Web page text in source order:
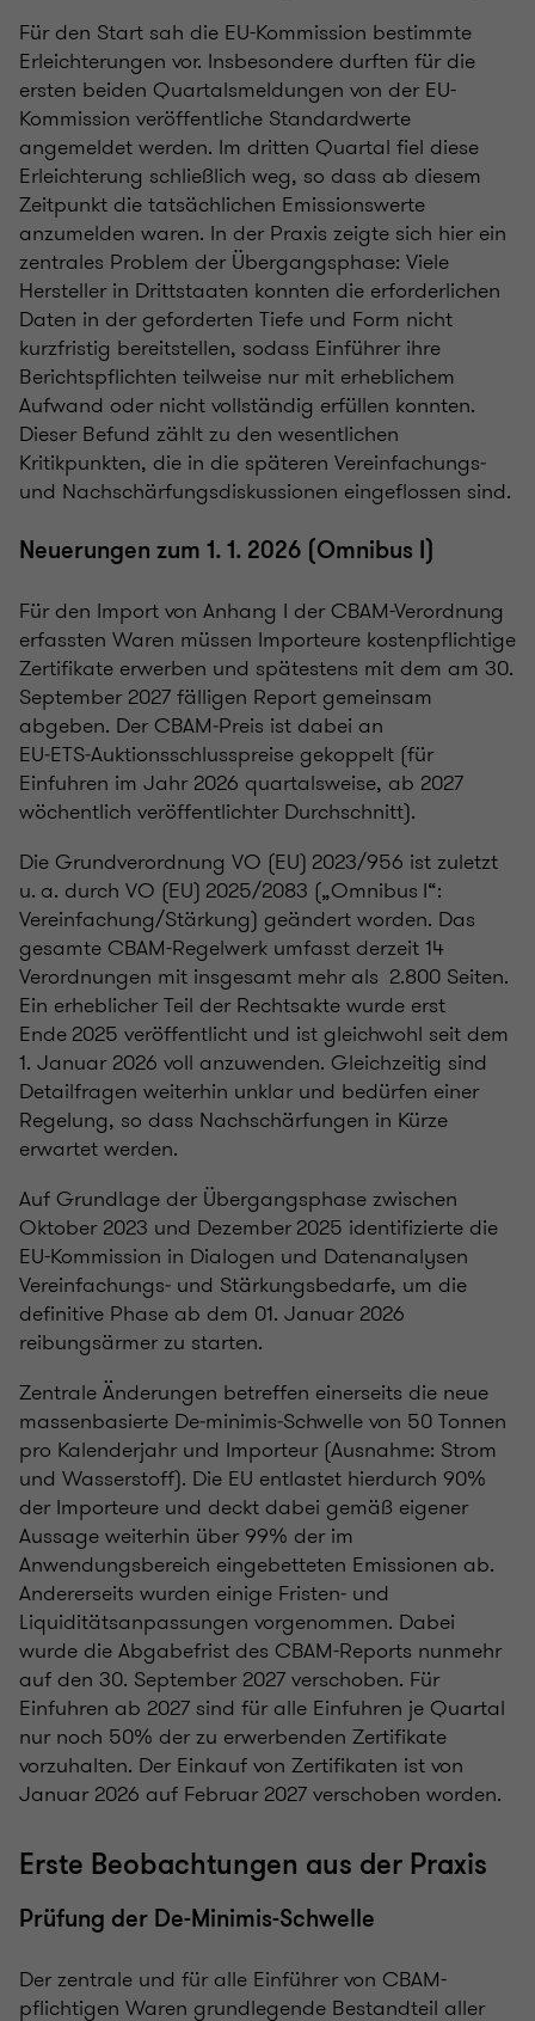
Für den Start sah die EU-Kommission bestimmte
Erleichterungen vor. Insbesondere durften für die
ersten beiden Quartalsmeldungen von der EU-
Kommission veröffentliche Standardwerte
angemeldet werden. Im dritten Quartal fiel diese
Erleichterung schließlich weg, so dass ab diesem
Zeitpunkt die tatsächlichen Emissionswerte
anzumelden waren. In der Praxis zeigte sich hier ein
zentrales Problem der Übergangsphase: Viele
Hersteller in Drittstaaten konnten die erforderlichen
Daten in der geforderten Tiefe und Form nicht
kurzfristig bereitstellen, sodass Einführer ihre
Berichtspflichten teilweise nur mit erheblichem
Aufwand oder nicht vollständig erfüllen konnten.
Dieser Befund zählt zu den wesentlichen
Kritikpunkten, die in die späteren Vereinfachungs‑
und Nachschärfungsdiskussionen eingeflossen sind.
Neuerungen zum 1. 1. 2026 (Omnibus I)
Für den Import von Anhang I der CBAM-Verordnung
erfassten Waren müssen Importeure kostenpflichtige
Zertifikate erwerben und spätestens mit dem am 30.
September 2027 fälligen Report gemeinsam
abgeben. Der CBAM‑Preis ist dabei an
EU‑ETS‑Auktionsschlusspreise gekoppelt (für
Einfuhren im Jahr 2026 quartalsweise, ab 2027
wöchentlich veröffentlichter Durchschnitt).
Die Grundverordnung VO (EU) 2023/956 ist zuletzt
u. a. durch VO (EU) 2025/2083 („Omnibus I“:
Vereinfachung/Stärkung) geändert worden. Das
gesamte CBAM-Regelwerk umfasst derzeit 14
Verordnungen mit insgesamt mehr als 2.800 Seiten.
Ein erheblicher Teil der Rechtsakte wurde erst
Ende 2025 veröffentlicht und ist gleichwohl seit dem
1. Januar 2026 voll anzuwenden. Gleichzeitig sind
Detailfragen weiterhin unklar und bedürfen einer
Regelung, so dass Nachschärfungen in Kürze
erwartet werden.
Auf Grundlage der Übergangsphase zwischen
Oktober 2023 und Dezember 2025 identifizierte die
EU-Kommission in Dialogen und Datenanalysen
Vereinfachungs‑ und Stärkungsbedarfe, um die
definitive Phase ab dem 01. Januar 2026
reibungsärmer zu starten.
Zentrale Änderungen betreffen einerseits die neue
massenbasierte De‑minimis‑Schwelle von 50 Tonnen
pro Kalenderjahr und Importeur (Ausnahme: Strom
und Wasserstoff). Die EU entlastet hierdurch 90%
der Importeure und deckt dabei gemäß eigener
Aussage weiterhin über 99% der im
Anwendungsbereich eingebetteten Emissionen ab.
Andererseits wurden einige Fristen‑ und
Liquiditätsanpassungen vorgenommen. Dabei
wurde die Abgabefrist des CBAM-Reports nunmehr
auf den 30. September 2027 verschoben. Für
Einfuhren ab 2027 sind für alle Einfuhren je Quartal
nur noch 50% der zu erwerbenden Zertifikate
vorzuhalten. Der Einkauf von Zertifikaten ist von
Januar 2026 auf Februar 2027 verschoben worden.
Erste Beobachtungen aus der Praxis
Prüfung der De-Minimis-Schwelle
Der zentrale und für alle Einführer von CBAM-
pflichtigen Waren grundlegende Bestandteil aller